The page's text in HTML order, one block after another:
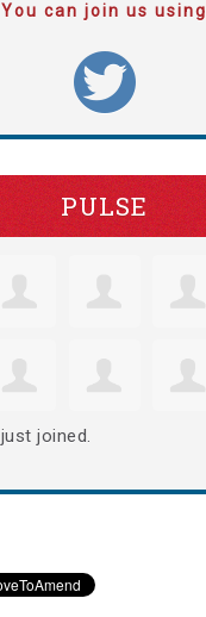
You can join us using
PULSE
just joined.